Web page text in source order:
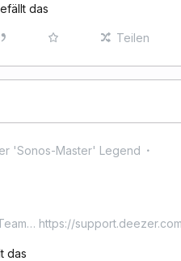
das
Teilen
'Sonos-Master' Legend
https://
das